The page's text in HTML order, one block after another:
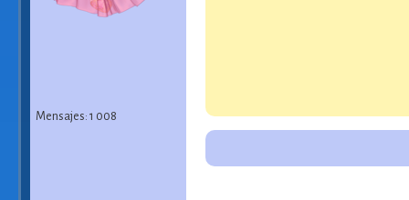
Mensajes: 1 008